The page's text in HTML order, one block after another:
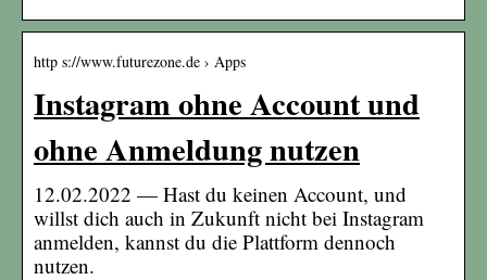
http s://www.futurezone.de › Apps
Instagram ohne Account und
ohne Anmeldung nutzen
12.02.2022 — Hast du keinen Account, und
willst dich auch in Zukunft nicht bei Instagram
anmelden, kannst du die Plattform dennoch
nutzen.